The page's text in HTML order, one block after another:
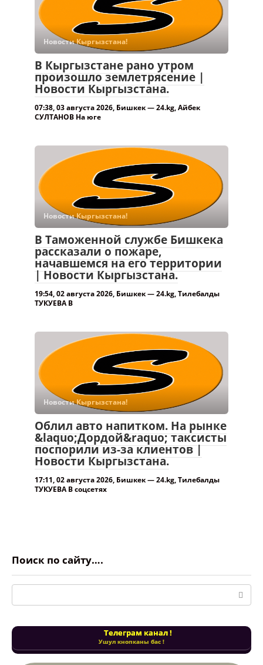
Новости Кыргызстана!
В Кыргызстане рано утром
произошло землетрясение |
Новости Кыргызстана.
07:38, 03 августа 2026, Бишкек — 24.kg, Айбек
СУЛТАНОВ На юге
Новости Кыргызстана!
В Таможенной службе Бишкека
рассказали о пожаре,
начавшемся на его территории
| Новости Кыргызстана.
19:54, 02 августа 2026, Бишкек — 24.kg, Тилебалды
ТУКУЕВА В
Новости Кыргызстана!
Облил авто напитком. На рынке
&laquo;Дордой&raquo; таксисты
поспорили из-за клиентов |
Новости Кыргызстана.
17:11, 02 августа 2026, Бишкек — 24.kg, Тилебалды
ТУКУЕВА В соцсетях
Поиск по сайту….
Поиск:
Телеграм канал !
Ушул кнопканы бас !